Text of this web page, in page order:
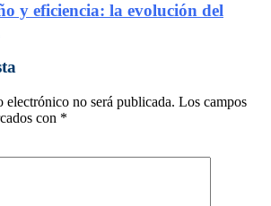
y eficiencia: la evolución del
electrónico no será publicada. Los campos
con *